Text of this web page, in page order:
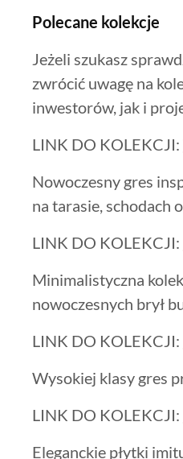
Polecane kolekcje
Jeżeli szukasz
zwrócić uwagę na
inwestorów, jak i
LINK DO KOLEKCJI:
Nowoczesny gres
na tarasie, schodach
LINK DO KOLEKCJI:
Minimalistyczna
nowoczesnych brył
LINK DO KOLEKCJI:
Wysokiej klasy gres
LINK DO KOLEKCJI:
Eleganckie płytki